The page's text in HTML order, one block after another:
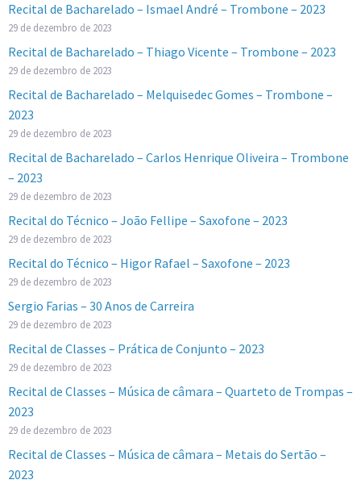
Recital de Bacharelado – Ismael André – Trombone – 2023
29 de dezembro de 2023
Recital de Bacharelado – Thiago Vicente – Trombone – 2023
29 de dezembro de 2023
Recital de Bacharelado – Melquisedec Gomes – Trombone –
2023
29 de dezembro de 2023
Recital de Bacharelado – Carlos Henrique Oliveira – Trombone
– 2023
29 de dezembro de 2023
Recital do Técnico – João Fellipe – Saxofone – 2023
29 de dezembro de 2023
Recital do Técnico – Higor Rafael – Saxofone – 2023
29 de dezembro de 2023
Sergio Farias – 30 Anos de Carreira
29 de dezembro de 2023
Recital de Classes – Prática de Conjunto – 2023
29 de dezembro de 2023
Recital de Classes – Música de câmara – Quarteto de Trompas –
2023
29 de dezembro de 2023
Recital de Classes – Música de câmara – Metais do Sertão –
2023